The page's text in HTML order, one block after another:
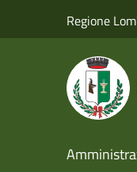
Regione